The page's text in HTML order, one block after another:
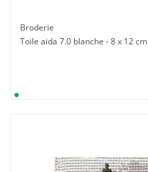
Broderie
Toile aida 7.0 blanche - 8 x 12 cm